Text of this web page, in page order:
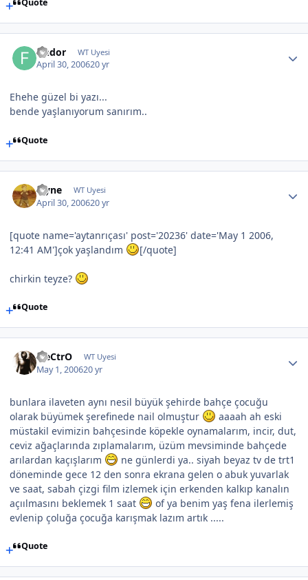
findor WT Uyesi
April 30, 200620 yr
Ehehe güzel bi yazı...
bende yaşlanıyorum sanırım..
Quote
layne WT Uyesi
April 30, 200620 yr
[quote name='aytanrıçası' post='20236' date='May 1 2006,
12:41 AM']çok yaşlandım
[/quote]
chirkin teyze?
Quote
EleCtrO WT Uyesi
May 1, 200620 yr
bunlara ilaveten aynı nesil büyük şehirde bahçe çocuğu
olarak büyümek şerefinede nail olmuştur
aaaah ah eski
müstakil evimizin bahçesinde köpekle oynamalarım, incir, dut,
ceviz ağaçlarında zıplamalarım, üzüm mevsiminde bahçede
arılardan kaçışlarım
ne günlerdi ya.. siyah beyaz tv de trt1
döneminde gece 12 den sonra ekrana gelen o abuk yuvarlak
ve saat, sabah çizgi film izlemek için erkenden kalkıp kanalın
açıılmasını beklemek 1 saat
of ya benim yaş fena ilerlemiş
evlenip çoluğa çocuğa karışmak lazım artık .....
Quote